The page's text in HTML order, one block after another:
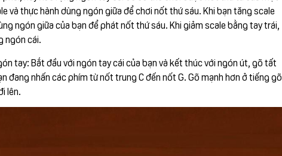
và thực hành dùng ngón giữa để chơi nốt thứ sáu. Khi bạn tăng scale
ngón giữa của bạn để phát nốt thứ sáu. Khi giảm scale bằng tay trái,
ngón cái.
tay: Bắt đầu với ngón tay cái của bạn và kết thúc với ngón út, gõ tất
đang nhấn các phím từ nốt trung C đến nốt G. Gõ mạnh hơn ở tiếng gõ
lên.